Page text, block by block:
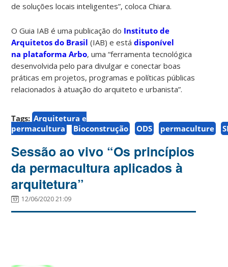
de soluções locais inteligentes”, coloca Chiara.
O Guia IAB é uma publicação do Instituto de
Arquitetos do Brasil (IAB) e estádisponível
na plataforma Arbo, uma “ferramenta tecnológica
desenvolvida pelo para divulgar e conectar boas
práticas em projetos, programas e políticas públicas
relacionados à atuação do arquiteto e urbanista”.
Tags: Arquitetura e
permacultura
Bioconstrução ODS permaculture
Sessão ao vivo “Os princípios
da permacultura aplicados à
arquitetura”
12/06/2020 21:09